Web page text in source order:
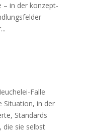
– in der kon­zept­
Fal­le
Situa­ti­on, in der
Stan­dards
die sie selbst